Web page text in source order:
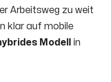
Arbeitsweg zu weit
klar auf mobile
Modell
in